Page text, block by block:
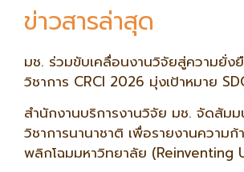
ข่าวสารล่าสุด
มช. ร่วมขับเคลื่อนงานวิจัยสู่ความยั่ง
วิชาการ CRCI 2026 มุ่งเป้าหมาย
สำนักงานบริการงานวิจัย มช. จัดสัมม
วิชาการนานาชาติ เพื่อรายงานความก้
พลิกโฉมมหาวิทยาลัย (Reinventing